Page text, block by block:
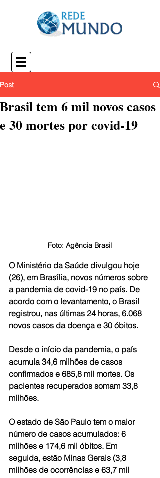
Post
Brasil tem 6 mil novos casos
e 30 mortes por covid-19
Foto: Agência Brasil
O Ministério da Saúde divulgou hoje
(26), em Brasília, novos números sobre
a pandemia de covid-19 no país. De
acordo com o levantamento, o Brasil
registrou, nas últimas 24 horas, 6.068
novos casos da doença e 30 óbitos.
Desde o início da pandemia, o país
acumula 34,6 milhões de casos
confirmados e 685,8 mil mortes. Os
pacientes recuperados somam 33,8
milhões.
O estado de São Paulo tem o maior
número de casos acumulados: 6
milhões e 174,6 mil óbitos. Em
seguida, estão Minas Gerais (3,8
milhões de ocorrências e 63,7 mil